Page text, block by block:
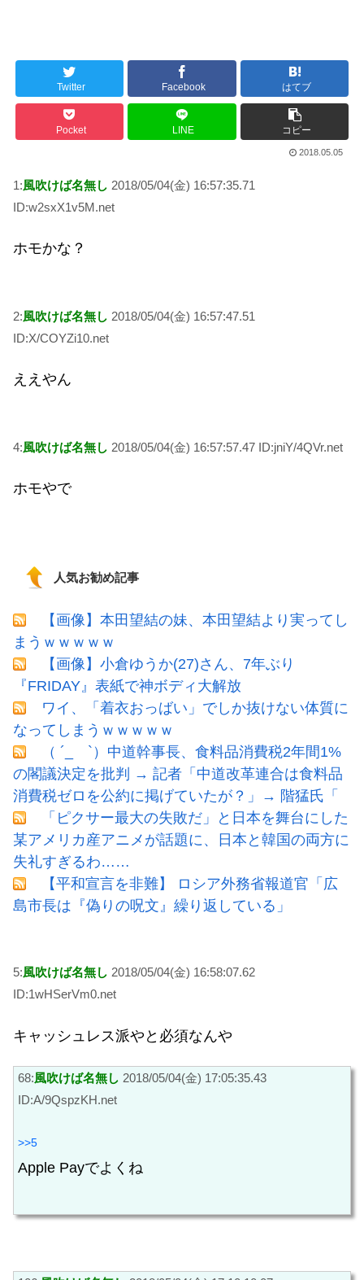
Powered by livedoor 相互RSS
Twitter Facebook はてブ
Pocket LINE コピー
2018.05.05
1:風吹けば名無し 2018/05/04(金) 16:57:35.71
ID:w2sxX1v5M.net
ホモかな？
2:風吹けば名無し 2018/05/04(金) 16:57:47.51
ID:X/COYZi10.net
ええやん
4:風吹けば名無し 2018/05/04(金) 16:57:57.47 ID:jniY/4QVr.net
ホモやで
人気お勧め記事
【画像】本田望結の妹、本田望結より実ってし
まうｗｗｗｗｗ
【画像】小倉ゆうか(27)さん、7年ぶり
『FRIDAY』表紙で神ボディ大解放
ワイ、「着衣おっばい」でしか抜けない体質に
なってしまうｗｗｗｗｗ
（ ´_ゝ`）中道幹事長、食料品消費税2年間1%
の閣議決定を批判 → 記者「中道改革連合は食料品
消費税ゼロを公約に掲げていたが？」→ 階猛氏「
「ピクサー最大の失敗だ」と日本を舞台にした
某アメリカ産アニメが話題に、日本と韓国の両方に
失礼すぎるわ……
【平和宣言を非難】 ロシア外務省報道官「広
島市長は『偽りの呪文』繰り返している」
5:風吹けば名無し 2018/05/04(金) 16:58:07.62
ID:1wHSerVm0.net
キャッシュレス派やと必須なんや
68:風吹けば名無し 2018/05/04(金) 17:05:35.43
ID:A/9QspzKH.net
>>5
Apple Payでよくね